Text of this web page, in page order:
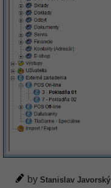
by Stanislav Javorský